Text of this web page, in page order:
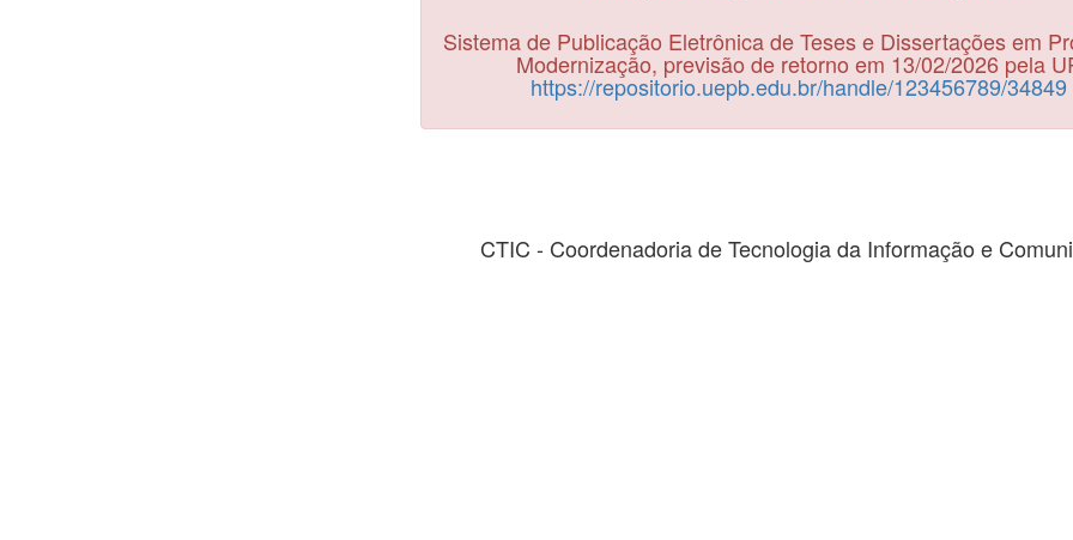
Sistema de Publicação Eletrônica de Teses e Dissertações em
Modernização, previsão de retorno em 13/02/2026 pela
https://repositorio.uepb.edu.br/handle/123456789/34849
CTIC - Coordenadoria de Tecnologia da Informação e